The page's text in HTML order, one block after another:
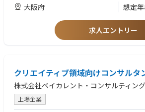
【歓迎要件】
・経営層（CxOや事業責任者）としての実務経
ド戦略の立案・統括経験
・年間数千万円規模以上のプロモーション予算
・マス広告（TVCM等）を含めた大規模プロモ
経験
・メガベンチャーやスタートアップにおける、ゼ
組織の立ち上げ経験
大阪府 想定
求人エントリー
クリエイティブ領域向けコンサルタ
株式会社ベイカレント・コンサルティング
上場企業